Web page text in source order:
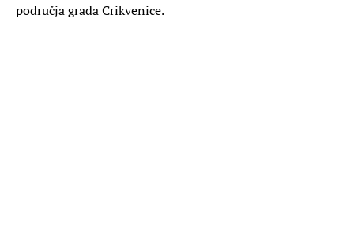
područja grada Crikvenice.